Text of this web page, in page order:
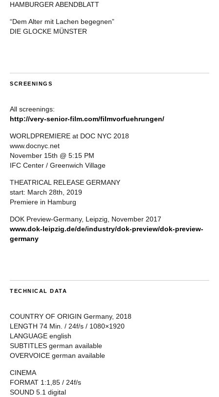
HAMBURGER ABENDBLATT
“Dem Alter mit Lachen begegnen”
DIE GLOCKE MÜNSTER
SCREENINGS
All screenings:
http://very-senior-film.com/filmvorfuehrungen/
WORLDPREMIERE at DOC NYC 2018
www.docnyc.net
November 15th @ 5:15 PM
IFC Center / Greenwich Village
THEATRICAL RELEASE GERMANY
start: March 28th, 2019
Premiere in Hamburg
DOK Preview-Germany, Leipzig, November 2017
www.dok-leipzig.de/de/industry/dok-preview/dok-preview-
germany
TECHNICAL DATA
COUNTRY OF ORIGIN Germany, 2018
LENGTH 74 Min. / 24f/s / 1080×1920
LANGUAGE english
SUBTITLES german available
OVERVOICE german available
CINEMA
FORMAT 1:1,85 / 24f/s
SOUND 5.1 digital